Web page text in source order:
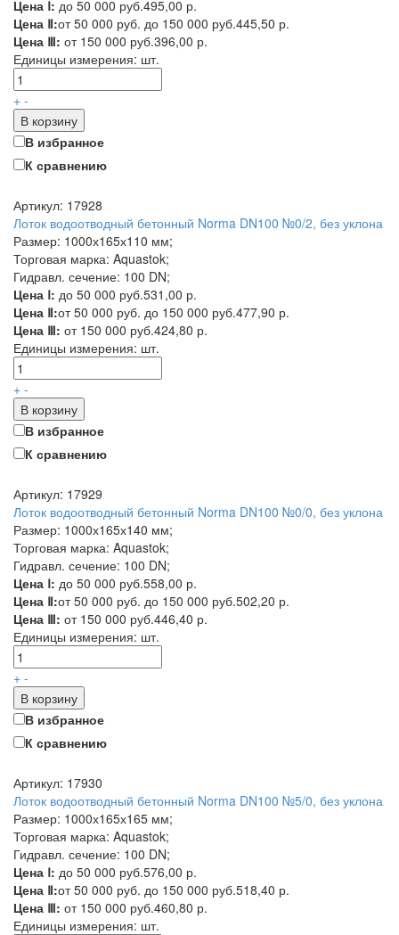
Цена Ⅰ: до 50 000 руб.495,00 р.
Цена Ⅱ:от 50 000 руб. до 150 000 руб.445,50 р.
Цена Ⅲ: от 150 000 руб.396,00 р.
Единицы измерения: шт.
+ -
В корзину
В избранное
К сравнению
Артикул: 17928
Лоток водоотводный бетонный Norma DN100 №0/2, без уклона
Размер: 1000х165х110 мм;
Торговая марка: Aquastok;
Гидравл. сечение: 100 DN;
Цена Ⅰ: до 50 000 руб.531,00 р.
Цена Ⅱ:от 50 000 руб. до 150 000 руб.477,90 р.
Цена Ⅲ: от 150 000 руб.424,80 р.
Единицы измерения: шт.
+ -
В корзину
В избранное
К сравнению
Артикул: 17929
Лоток водоотводный бетонный Norma DN100 №0/0, без уклона
Размер: 1000х165х140 мм;
Торговая марка: Aquastok;
Гидравл. сечение: 100 DN;
Цена Ⅰ: до 50 000 руб.558,00 р.
Цена Ⅱ:от 50 000 руб. до 150 000 руб.502,20 р.
Цена Ⅲ: от 150 000 руб.446,40 р.
Единицы измерения: шт.
+ -
В корзину
В избранное
К сравнению
Артикул: 17930
Лоток водоотводный бетонный Norma DN100 №5/0, без уклона
Размер: 1000х165х165 мм;
Торговая марка: Aquastok;
Гидравл. сечение: 100 DN;
Цена Ⅰ: до 50 000 руб.576,00 р.
Цена Ⅱ:от 50 000 руб. до 150 000 руб.518,40 р.
Цена Ⅲ: от 150 000 руб.460,80 р.
Единицы измерения: шт.